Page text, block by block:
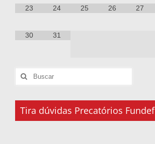
23 24 25 26 27
30 31
Tira dúvidas Precatórios Fundef